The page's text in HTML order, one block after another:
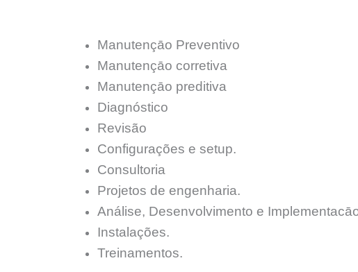
Manutençāo Preventivo
Manutençāo corretiva
Manutençāo preditiva
Diagnóstico
Revisão
Configurações e setup.
Consultoria
Projetos de engenharia.
Análise, Desenvolvimento e
Instalações.
Treinamentos.